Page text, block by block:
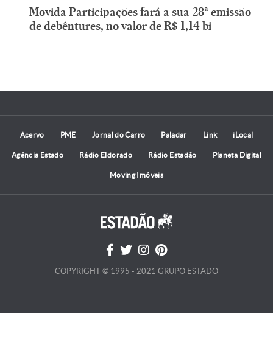
Movida Participações fará a sua 28ª emissão
de debêntures, no valor de R$ 1,14 bi
Acervo PME Jornal do Carro Paladar Link iLocal
Agência Estado Rádio Eldorado Rádio Estadão Planeta Digital
Moving Imóveis
COPYRIGHT © 1995 - 2021 GRUPO ESTADO